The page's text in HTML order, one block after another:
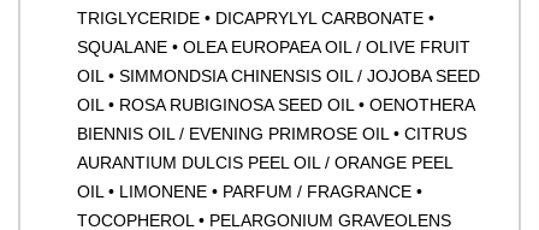
TRIGLYCERIDE • DICAPRYLYL CARBONATE •
SQUALANE • OLEA EUROPAEA OIL / OLIVE FRUIT
OIL • SIMMONDSIA CHINENSIS OIL / JOJOBA SEED
OIL • ROSA RUBIGINOSA SEED OIL • OENOTHERA
BIENNIS OIL / EVENING PRIMROSE OIL • CITRUS
AURANTIUM DULCIS PEEL OIL / ORANGE PEEL
OIL • LIMONENE • PARFUM / FRAGRANCE •
TOCOPHEROL • PELARGONIUM GRAVEOLENS